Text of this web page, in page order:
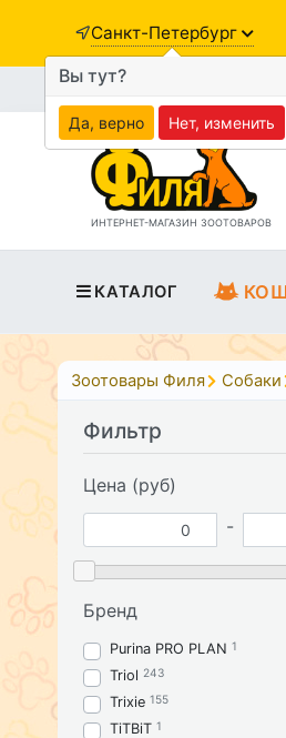
Санкт-Петербург
ИНТЕРНЕТ-МАГАЗИН ЗООТОВАРОВ
КАТАЛОГ
Зоотовары Филя Собаки
Фильтр
Цена (руб)
-
Бренд
Purina PRO PLAN 1
Triol 243
Trixie 155
TiTBiT 1
Вы тут?
Да, верно Нет, изменить